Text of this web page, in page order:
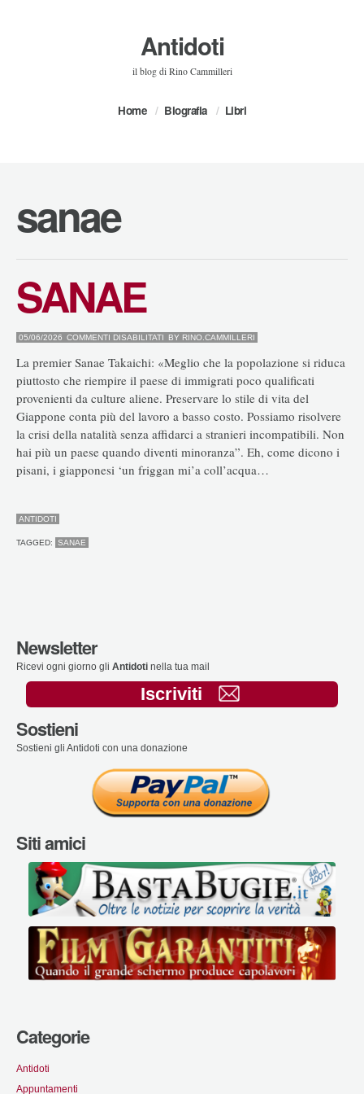
Antidoti
il blog di Rino Cammilleri
Home Biografia Libri
sanae
SANAE
05/06/2026 COMMENTI DISABILITATI SU
BY RINO.CAMMILLERI
La premier Sanae Takaichi: «Meglio che la popolazione si riduca
piuttosto che riempire il paese di immigrati poco qualificati
provenienti da culture aliene. Preservare lo stile di vita del
Giappone conta più del lavoro a basso costo. Possiamo risolvere
la crisi della natalità senza affidarci a stranieri incompatibili. Non
hai più un paese quando diventi minoranza”. Eh, come dicono i
pisani, i giapponesi ‘un friggan mi’a coll’acqua…
ANTIDOTI
TAGGED: SANAE
Newsletter
Ricevi ogni giorno gli Antidoti nella tua mail
Iscriviti
Sostieni
Sostieni gli Antidoti con una donazione
Siti amici
Categorie
Antidoti
Appuntamenti